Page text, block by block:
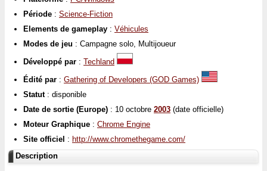
Période : Science-Fiction
Elements de gameplay : Véhicules
Modes de jeu : Campagne solo, Multijoueur
Développé par : Techland
Édité par : Gathering of Developers (GOD Games)
Statut: disponible
Date de sortie (Europe) : 10 octobre 2003 (date officielle)
Moteur Graphique : Chrome Engine
Site officiel : http://www.chromethegame.com/
Description